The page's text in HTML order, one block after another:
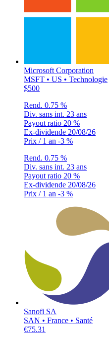
Microsoft Corporation
MSFT • US • Technologie
$500
Rend. 0.75 %
Div. sans int. 23 ans
Payout ratio 20 %
Ex-dividende 20/08/26
Prix / 1 an -3 %
Rend. 0.75 %
Div. sans int. 23 ans
Payout ratio 20 %
Ex-dividende 20/08/26
Prix / 1 an -3 %
Sanofi SA
SAN • France • Santé
€75.31